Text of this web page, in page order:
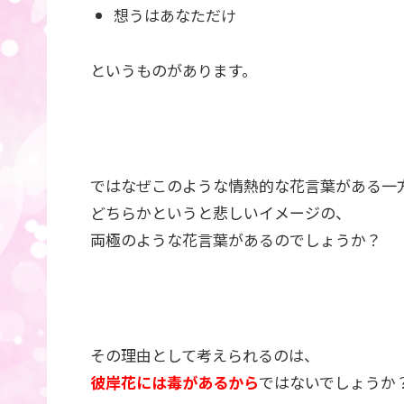
想うはあなただけ
というものがあります。
ではなぜこのような情熱的な花言葉がある一
どちらかというと悲しいイメージの、
両極のような花言葉があるのでしょうか？
その理由として考えられるのは、
彼岸花には毒があるからではないでしょうか